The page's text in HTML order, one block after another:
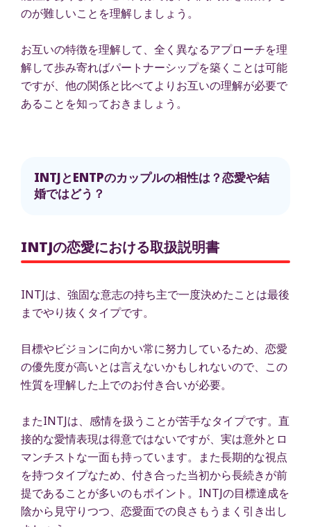
のが難しいことを理解しましょう。
お互いの特徴を理解して、全く異なるアプローチを理
解して歩み寄ればパートナーシップを築くことは可能
ですが、他の関係と比べてよりお互いの理解が必要で
あることを知っておきましょう。
INTJとENTPのカップルの相性は？恋愛や結
婚ではどう？
INTJの恋愛における取扱説明書
INTJは、強固な意志の持ち主で一度決めたことは最後
までやり抜くタイプです。
目標やビジョンに向かい常に努力しているため、恋愛
の優先度が高いとは言えないかもしれないので、この
性質を理解した上でのお付き合いが必要。
またINTJは、感情を扱うことが苦手なタイプです。直
接的な愛情表現は得意ではないですが、実は意外とロ
マンチストな一面も持っています。また長期的な視点
を持つタイプなため、付き合った当初から長続きが前
提であることが多いのもポイント。INTJの目標達成を
陰から見守りつつ、恋愛面での良さもうまく引き出し